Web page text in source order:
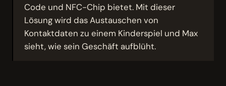
Code und NFC-Chip bietet. Mit dieser
Lösung wird das Austauschen von
Kontaktdaten zu einem Kinderspiel und Max
sieht, wie sein Geschäft aufblüht.